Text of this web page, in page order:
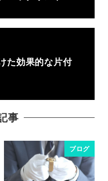
た効果的な片付
事
ブログ